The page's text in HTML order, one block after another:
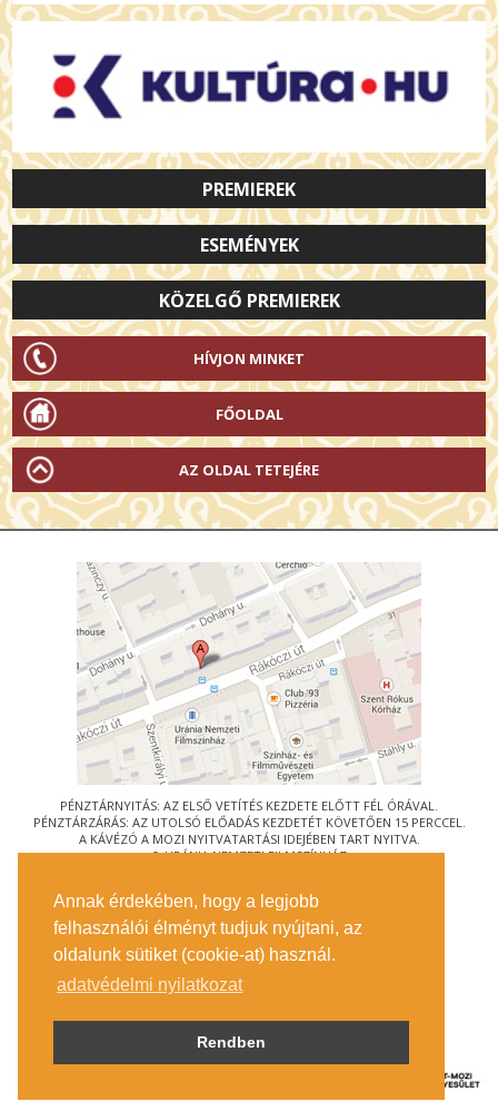
Annak érdekében, hogy a legjobb
felhasználói élményt tudjuk nyújtani, az
oldalunk sütiket (cookie-at) használ.
adatvédelmi nyilatkozat
Rendben
PREMIEREK
ESEMÉNYEK
KÖZELGŐ PREMIEREK
HÍVJON MINKET
FŐOLDAL
AZ OLDAL TETEJÉRE
PÉNZTÁRNYITÁS: AZ ELSŐ VETÍTÉS KEZDETE ELŐTT FÉL ÓRÁVAL.
PÉNZTÁRZÁRÁS: AZ UTOLSÓ ELŐADÁS KEZDETÉT KÖVETŐEN 15 PERCCEL.
A KÁVÉZÓ A MOZI NYITVATARTÁSI IDEJÉBEN TART NYITVA.
© URÁNIA NEMZETI FILMSZÍNHÁZ
1088 BUDAPEST, RÁKÓCZI ÚT 21.
MEGKÖZELÍTÉS
JEGYINFORMÁCIÓ
ÍRJON NEKÜNK!
KÖZÉRDEKŰ ADATOK